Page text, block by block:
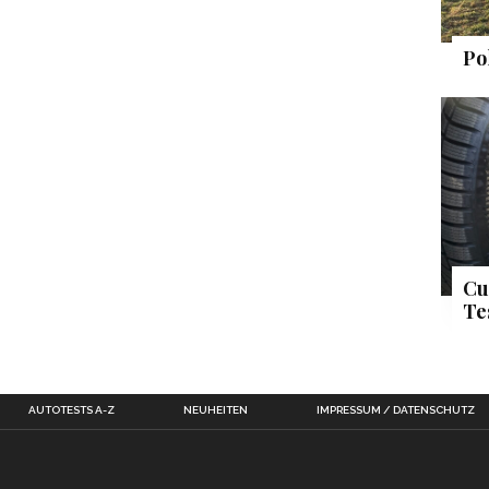
AUTOTESTS A-Z NEUHEITEN IMPRESSUM / DATENSCHUTZ